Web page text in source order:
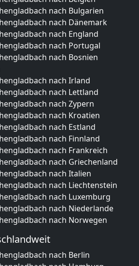
nach Bulgarien
nach Dänemark
nach England
nach Portugal
nach Bosnien
nach Irland
nach Lettland
nach Zypern
nach Kroatien
nach Estland
nach Finnland
nach Frankreich
nach Griechenland
nach Italien
nach Liechtenstein
nach Luxemburg
nach Niederlande
nach Norwegen
nach Berlin